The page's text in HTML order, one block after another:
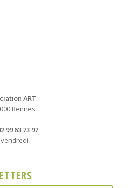
ART
Rennes
99 63 73 97
vendredi